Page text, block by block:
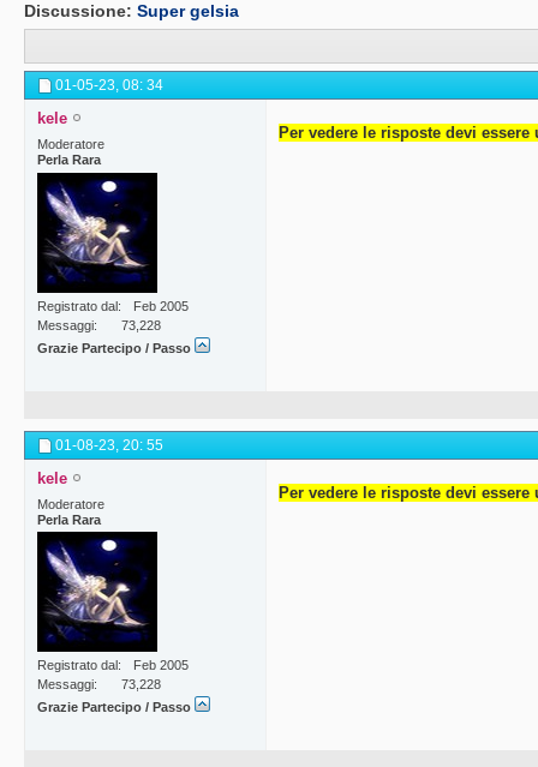
Discussione: Super gelsia
01-05-23, 08: 34
kele
Moderatore
Perla Rara
Registrato dal
Feb 2005
Messaggi
73,228
Grazie Partecipo / Passo
Per vedere le risposte devi
01-08-23, 20: 55
kele
Moderatore
Perla Rara
Registrato dal
Feb 2005
Messaggi
73,228
Grazie Partecipo / Passo
Per vedere le risposte devi essere